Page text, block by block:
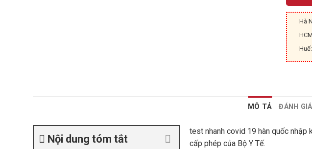
Hà
MÔ TẢ ĐÁNH
Nội dung tóm tắt
test nhanh covid 19 hàn quốc nhập
cấp phép của Bộ Y Tế.